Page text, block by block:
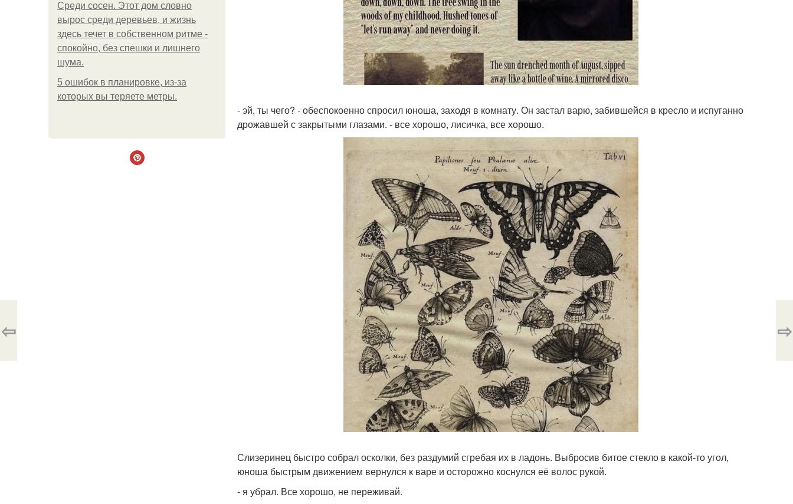
Среди сосен. Этот дом словно
вырос среди деревьев, и жизнь
здесь течет в собственном ритме -
спокойно, без спешки и лишнего
шума.
5 ошибок в планировке, из-за
которых вы теряете метры.
- эй, ты чего? - обеспокоенно спросил юноша, заходя в комнату. Он застал варю, забившейся в кресло и испуганно
дрожавшей с закрытыми глазами. - все хорошо, лисичка, все хорошо.
Слизеринец быстро собрал осколки, без раздумий сгребая их в ладонь. Выбросив битое стекло в какой-то угол,
юноша быстрым движением вернулся к варе и осторожно коснулся её волос рукой.
- я убрал. Все хорошо, не переживай.
⇦ ⇨